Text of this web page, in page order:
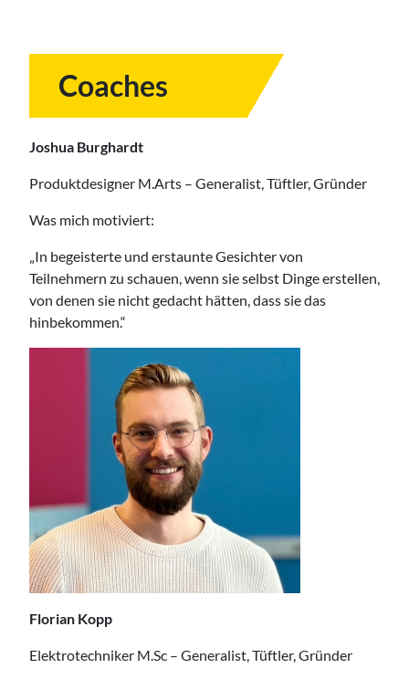
Coaches
Joshua Burghardt
Produktdesigner M.Arts – Generalist, Tüftler, Gründer
Was mich motiviert:
„In begeisterte und erstaunte Gesichter von
Teilnehmern zu schauen, wenn sie selbst Dinge erstellen,
von denen sie nicht gedacht hätten, dass sie das
hinbekommen.“
Florian Kopp
Elektrotechniker M.Sc – Generalist, Tüftler, Gründer